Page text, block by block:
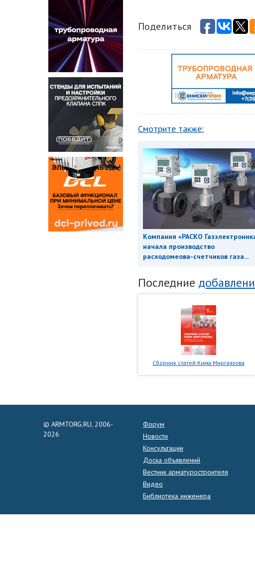
Поделиться
Смотрите также:
Компания «РАСКО
начала производство
расходомеова-счетчиков газа...
Последние
Сборник статей Кима Миргаязова
© ARMTORG.RU, 2006-
2026
Форум
Новости
Консультации
Доска объявлений
Вестник арматуростроителя
Видео
Библиотека инженера